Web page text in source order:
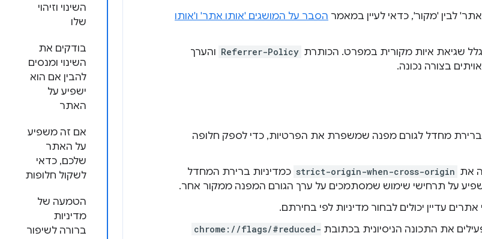
השינוי וזיהוי
שלו
בודקים את
השינוי ומנסים
להבין אם הוא
ישפיע על
האתר
אם זה משפיע
על האתר
שלכם, כדאי
לשקול חלופות
הטמעה של
מדיניות
ברורה לשיפור
לבין 'מקור', כדאי לעיין במאמר הסבר על המושגים 'אותו אתר' ו'אותו
Referrer-Policy והערך
ברירת מחדל לגורם מפנה שמשפרת את הפרטיות, כדי לספק חלופה
strict-origin-when-cross-origin כמדיניות ברירת המחדל
עדיין יכולים לבחור מדיניות לפי בחירתם.
chrome://flags/#reduced-